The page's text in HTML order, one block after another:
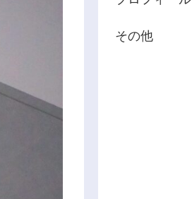
その他